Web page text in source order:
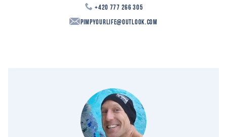
+420 777 266 305
PimpYourLife@outlook.com